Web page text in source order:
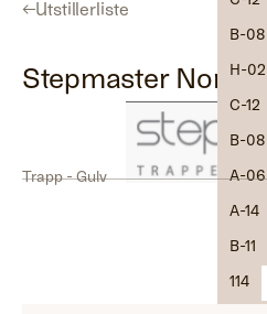
←Utstillerliste
Stepmaster Norge
B-08
H-02
C-12
B-08
A-06
A-14
B-11
114
Trapp - Gulv